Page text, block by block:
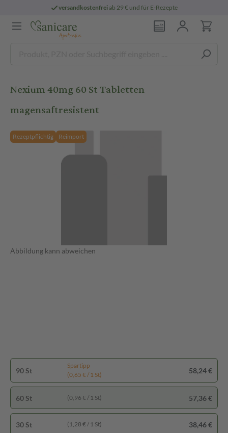
versandkostenfreiab 29 € und für E-Rezepte
Nexium 40mg 60 St Tabletten
magensaftresistent
Rezeptpflichtig Reimport
Abbildung kann abweichen
90 St
Spartipp
(0,65 € / 1 St)
58,24 €
60 St (0,96 € / 1 St) 57,36 €
30 St (1,28 € / 1 St) 38,46 €